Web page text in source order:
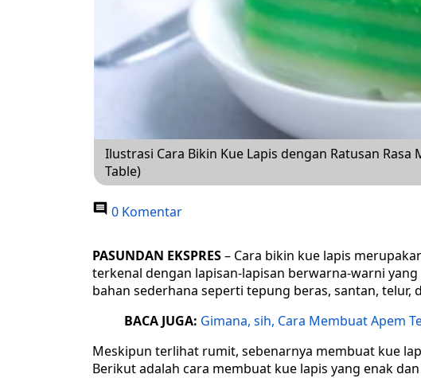
Ilustrasi Cara Bikin Kue Lapis dengan Ratusan
Table)
0 Komentar
PASUNDAN EKSPRES– Cara bikin kue lapis
terkenal dengan lapisan-lapisan berwarna-warni
bahan sederhana seperti tepung beras, santan, telur,
BACA JUGA: Gimana, sih, Cara Membuat Apem
Meskipun terlihat rumit, sebenarnya membuat kue
Berikut adalah cara membuat kue lapis yang enak